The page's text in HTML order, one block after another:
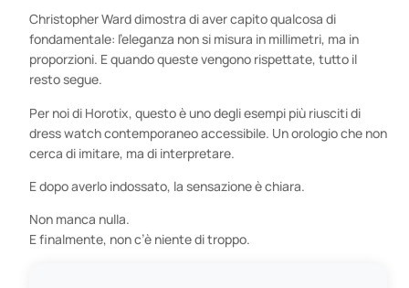
Christopher Ward dimostra di aver capito qualcosa di
fondamentale: l’eleganza non si misura in millimetri, ma in
proporzioni. E quando queste vengono rispettate, tutto il
resto segue.
Per noi di Horotix, questo è uno degli esempi più riusciti di
dress watch contemporaneo accessibile. Un orologio che non
cerca di imitare, ma di interpretare.
E dopo averlo indossato, la sensazione è chiara.
Non manca nulla.
E finalmente, non c’è niente di troppo.